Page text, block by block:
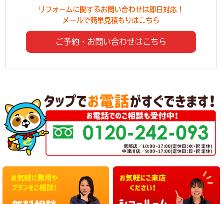
リフォームに関するお問い合わせは即日対応！
メールで簡単見積もりはこちら
ご予約・お問い合わせはこちら